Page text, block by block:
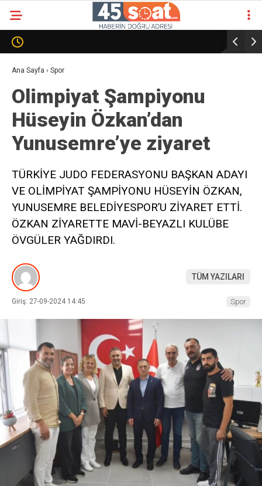
Ana Sayfa › Spor
Olimpiyat Şampiyonu
Hüseyin Özkan’dan
Yunusemre’ye ziyaret
TÜRKİYE JUDO FEDERASYONU BAŞKAN ADAYI
VE OLİMPİYAT ŞAMPİYONU HÜSEYİN ÖZKAN,
YUNUSEMRE BELEDİYESPOR’U ZİYARET ETTİ.
ÖZKAN ZİYARETTE MAVİ-BEYAZLI KULÜBE
ÖVGÜLER YAĞDIRDI.
TÜM YAZILARI
Giriş: 27-09-2024 14:45 Spor